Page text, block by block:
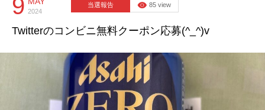
9 2024
当選報告 85 view
Twitterのコンビニ無料クーポン応募(^_^)v